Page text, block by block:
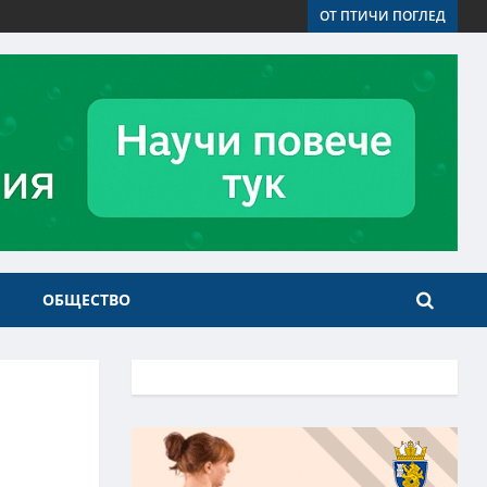
ОТ ПТИЧИ ПОГЛЕД
ОБЩЕСТВО